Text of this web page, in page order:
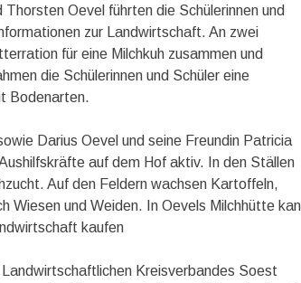
Oevel führten die Schülerinnen und
zur Landwirtschaft. An zwei
für eine Milchkuh zusammen und
die Schülerinnen und Schüler eine
Bodenarten.
Darius Oevel und seine Freundin Patricia
auf dem Hof aktiv. In den Ställen
Auf den Feldern wachsen Kartoffeln,
Wiesen und Weiden. In Oevels Milchhütte
kaufen
Kreisverbandes Soest